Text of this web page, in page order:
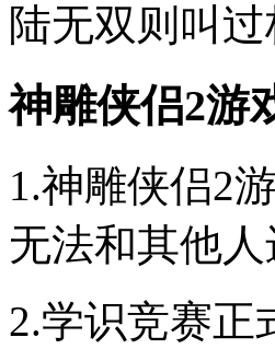
陆无双则叫
神雕侠侣2游
1.神雕侠侣2
无法和其他
2.学识竞赛正